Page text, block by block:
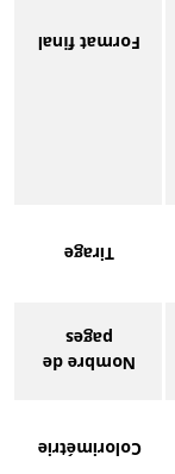
Format final
Tirage
Nombre de
pages
Colorimétrie